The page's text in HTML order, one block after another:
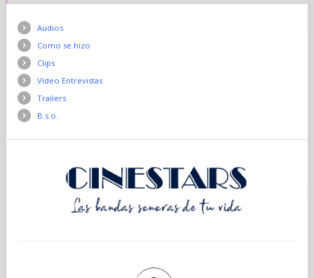
Audios
Como se hizo
Clips
Vídeo Entrevistas
Trailers
B.s.o.